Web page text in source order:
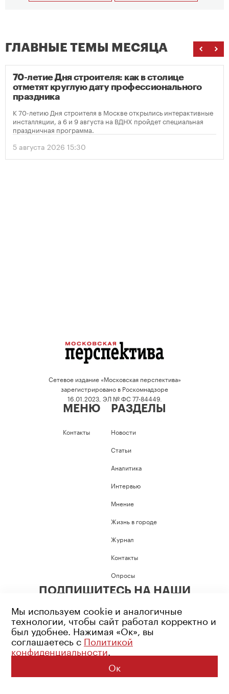
ГЛАВНЫЕ ТЕМЫ МЕСЯЦА
70-летие Дня строителя: как в столице
отметят круглую дату профессионального
праздника
К 70-летию Дня строителя в Москве открылись интерактивные
инсталляции, а 6 и 9 августа на ВДНХ пройдет специальная
праздничная программа.
5 августа 2026 15:30
Сетевое издание «Московская перспектива»
зарегистрировано в Роскомнадзоре
16.01.2023, ЭЛ № ФС 77-84449.
МЕНЮ
Контакты
РАЗДЕЛЫ
Новости
Статьи
Аналитика
Интервью
Мнение
Жизнь в городе
Журнал
Контакты
Опросы
ПОДПИШИТЕСЬ НА НАШИ
Возрастное ограничение: 16+
Политика конфиденциальности
© 2026 Все права защищены
Мы используем cookie и аналогичные
технологии, чтобы сайт работал корректно и
был удобнее. Нажимая «Ок», вы
соглашаетесь с Политикой
конфиденциальности.
Ок